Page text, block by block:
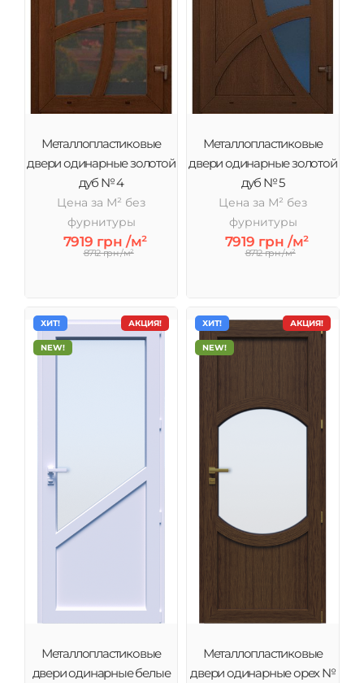
Металлопластиковые
двери одинарные золотой
дуб № 4
Цена за М² без
фурнитуры
7919 грн /м²
8712 грн /м²
Металлопластиковые
двери одинарные золотой
дуб № 5
Цена за М² без
фурнитуры
7919 грн /м²
8712 грн /м²
АКЦИЯ!
ХИТ!
NEW!
Металлопластиковые
двери одинарные белые
АКЦИЯ!
ХИТ!
NEW!
Металлопластиковые
двери одинарные орех №